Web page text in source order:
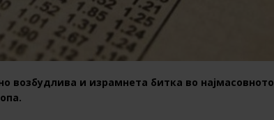
возбудлива и израмнета битка во најмасовното